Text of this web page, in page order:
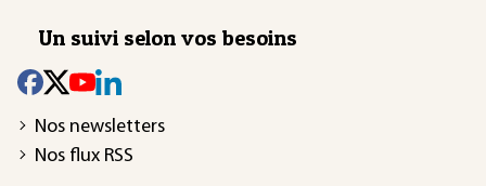
Un suivi selon vos besoins
Nos newsletters
Nos flux RSS